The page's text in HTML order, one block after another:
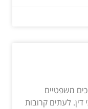
משפטיים
לעתים קרובות